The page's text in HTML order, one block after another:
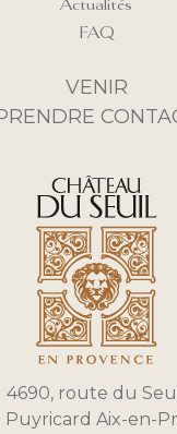
FAQ
VENIR
4690, route du
Puyricard Aix-en-